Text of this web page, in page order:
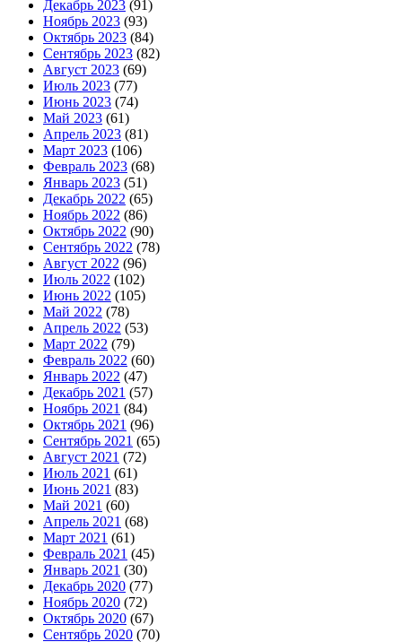
Декабрь 2023 (91)
Ноябрь 2023 (93)
Октябрь 2023 (84)
Сентябрь 2023 (82)
Август 2023 (69)
Июль 2023 (77)
Июнь 2023 (74)
Май 2023 (61)
Апрель 2023 (81)
Март 2023 (106)
Февраль 2023 (68)
Январь 2023 (51)
Декабрь 2022 (65)
Ноябрь 2022 (86)
Октябрь 2022 (90)
Сентябрь 2022 (78)
Август 2022 (96)
Июль 2022 (102)
Июнь 2022 (105)
Май 2022 (78)
Апрель 2022 (53)
Март 2022 (79)
Февраль 2022 (60)
Январь 2022 (47)
Декабрь 2021 (57)
Ноябрь 2021 (84)
Октябрь 2021 (96)
Сентябрь 2021 (65)
Август 2021 (72)
Июль 2021 (61)
Июнь 2021 (83)
Май 2021 (60)
Апрель 2021 (68)
Март 2021 (61)
Февраль 2021 (45)
Январь 2021 (30)
Декабрь 2020 (77)
Ноябрь 2020 (72)
Октябрь 2020 (67)
Сентябрь 2020 (70)